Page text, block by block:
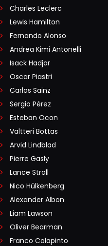
Charles Leclerc
Lewis Hamilton
Fernando Alonso
Andrea Kimi Antonelli
Isack Hadjar
Oscar Piastri
Carlos Sainz
Sergio Pérez
Esteban Ocon
Valtteri Bottas
Arvid Lindblad
Pierre Gasly
Lance Stroll
Nico Hülkenberg
Alexander Albon
Liam Lawson
Oliver Bearman
Franco Colapinto